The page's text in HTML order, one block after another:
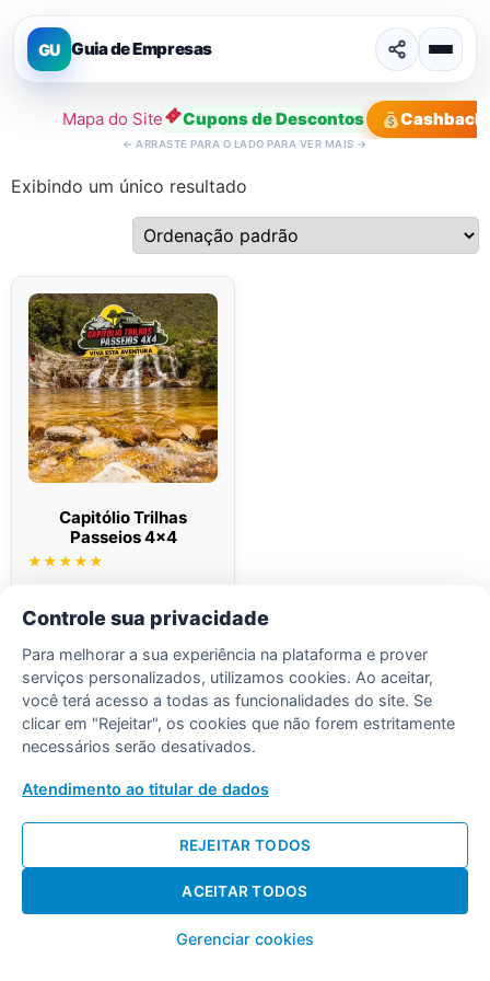
GU Guia de Empresas
Mapa do Site Cupons de Descontos Cashback
← ARRASTE PARA O LADO PARA VER MAIS →
Exibindo um único resultado
Capitólio Trilhas
Passeios 4×4
de 5
Ler mais
Desenvolvido por Diogo Soares
Controle sua privacidade
Para melhorar a sua experiência na plataforma e prover
serviços personalizados, utilizamos cookies. Ao aceitar,
você terá acesso a todas as funcionalidades do site. Se
clicar em "Rejeitar", os cookies que não forem estritamente
necessários serão desativados.
Atendimento ao titular de dados
Gerenciar cookies
REJEITAR TODOS
ACEITAR TODOS